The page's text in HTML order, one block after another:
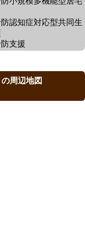
認知症対応型共同生
支援
周辺地図